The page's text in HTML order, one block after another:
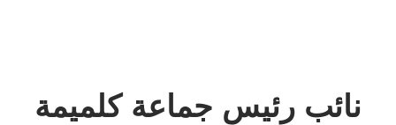
نائب رئيس جماعة كلميمة